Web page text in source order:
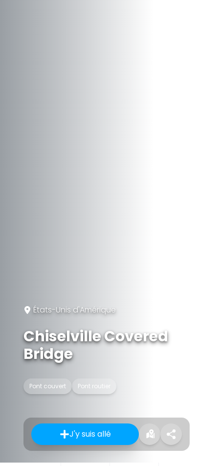
États-Unis d'Amérique
Chiselville Covered
Bridge
Pont couvert Pont routier
J'y suis allé